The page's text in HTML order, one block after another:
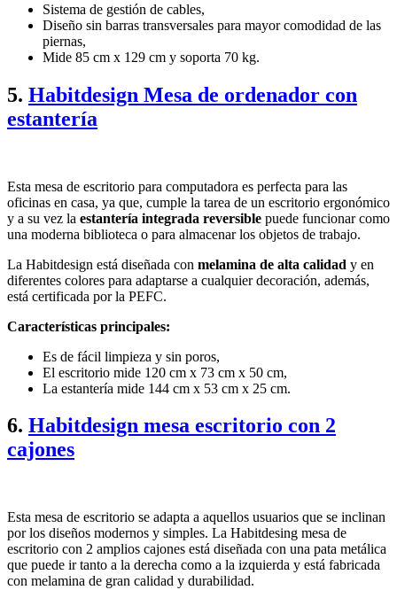
Sistema de gestión de cables,
Diseño sin barras transversales para mayor comodidad de las
piernas,
Mide 85 cm x 129 cm y soporta 70 kg.
5. Habitdesign Mesa de ordenador con
estantería
Esta mesa de escritorio para computadora es perfecta para las
oficinas en casa, ya que, cumple la tarea de un escritorio ergonómico
y a su vez la estantería integrada reversible puede funcionar como
una moderna biblioteca o para almacenar los objetos de trabajo.
La Habitdesign está diseñada con melamina de alta calidad y en
diferentes colores para adaptarse a cualquier decoración, además,
está certificada por la PEFC.
Características principales:
Es de fácil limpieza y sin poros,
El escritorio mide 120 cm x 73 cm x 50 cm,
La estantería mide 144 cm x 53 cm x 25 cm.
6. Habitdesign mesa escritorio con 2
cajones
Esta mesa de escritorio se adapta a aquellos usuarios que se inclinan
por los diseños modernos y simples. La Habitdesing mesa de
escritorio con 2 amplios cajones está diseñada con una pata metálica
que puede ir tanto a la derecha como a la izquierda y está fabricada
con melamina de gran calidad y durabilidad.